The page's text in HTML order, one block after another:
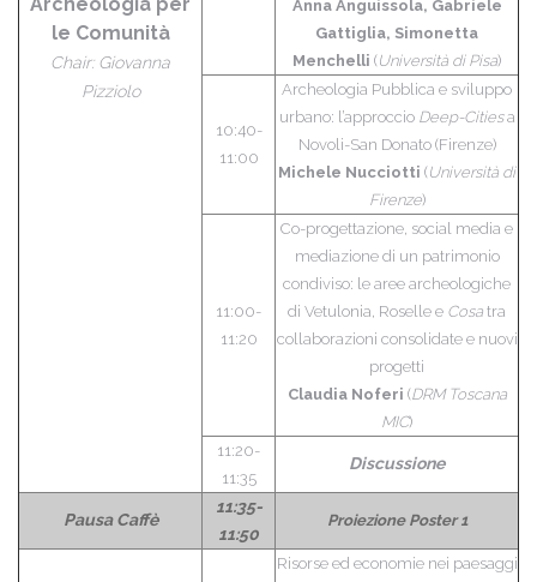
le Comunità
Chair: Giovanna
Pizziolo
Anna Anguissola, Gabriele
Gattiglia, Simonetta
Menchelli (Università di Pisa)
10:40-
11:00
Archeologia Pubblica e sviluppo
urbano: l’approccio Deep-Citiesa
Novoli-San Donato (Firenze)
Michele Nucciotti (Università di
Firenze)
11:00-
11:20
Co-progettazione, social media e
mediazione di un patrimonio
condiviso: le aree archeologiche
di Vetulonia, Roselle e Cosa tra
collaborazioni consolidate e nuovi
progetti
Claudia Noferi (DRM Toscana
MIC)
11:20-
11:35
Discussione
Pausa Caffè
11:35-
11:50
Proiezione Poster 1
Risorse ed economie nei paesaggi